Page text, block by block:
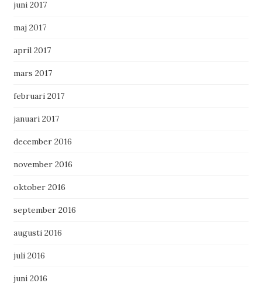
juni 2017
maj 2017
april 2017
mars 2017
februari 2017
januari 2017
december 2016
november 2016
oktober 2016
september 2016
augusti 2016
juli 2016
juni 2016